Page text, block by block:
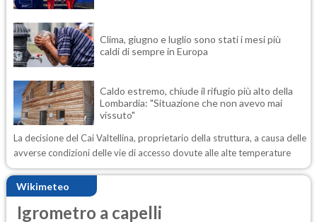
Clima, giugno e luglio sono stati i mesi più
caldi di sempre in Europa
Caldo estremo, chiude il rifugio più alto della
Lombardia: "Situazione che non avevo mai
vissuto"
La decisione del Cai Valtellina, proprietario della struttura, a causa delle
avverse condizioni delle vie di accesso dovute alle alte temperature
Wikimeteo
Igrometro a capelli